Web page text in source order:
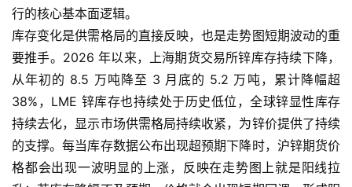
行的核心基本面逻辑。
库存变化是供需格局的直接反映，也是走势图短期波动的重
要推手。2026 年以来，上海期货交易所锌库存持续下降，
从年初的 8.5 万吨降至 3 月底的 5.2 万吨，累计降幅超
38%，LME 锌库存也持续处于历史低位，全球锌显性库存
持续去化，显示市场供需格局持续收紧，为锌价提供了持续
的支撑。每当库存数据公布出现超预期下降时，沪锌期货价
格都会出现一波明显的上涨，反映在走势图上就是阳线拉